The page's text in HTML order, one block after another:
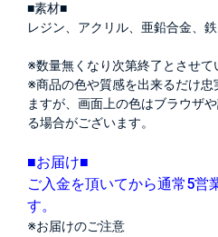
■素材■
レジン、アクリル、亜鉛合金、鉄
※数量無くなり次第終了とさせて
※商品の色や質感を出来るだけ
ますが、画面上の色はブラウザ
る場合がございます。
■お届け■
ご入金を頂いてから通常5営
す。
※お届けのご注意